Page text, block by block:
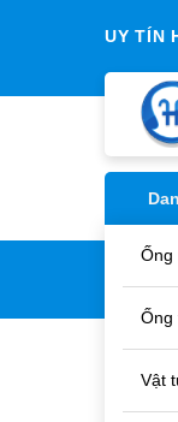
UY TÍN
Ống
Ống
Vật
You